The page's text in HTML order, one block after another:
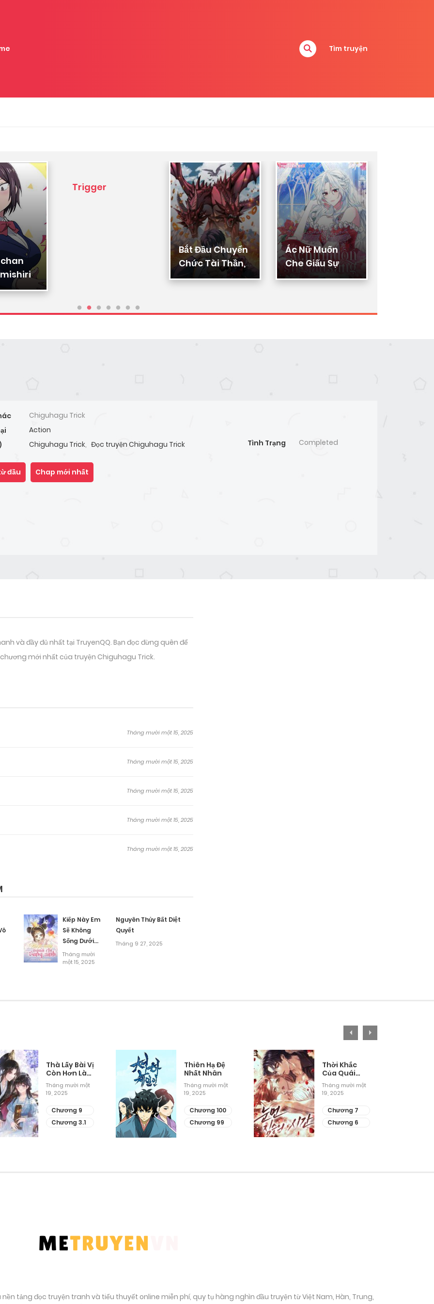
Tìm truyện
Trigger
Bắt Đầu Chuyển
Chức Tài Thần,
Ta Chuyển Hóa
Ác Nữ Muốn
Che Giấu Sự
Giàu Sang
Chiguhagu Trick
Action
Chiguhagu Trick, Đọc truyện Chiguhagu Trick Tình Trạng Completed
đầu Chap mới nhất
và đầy đủ nhất tại TruyenQQ. Bạn đọc đừng quên để
mới nhất của truyện Chiguhagu Trick.
Tháng mười một 15, 2025
Tháng mười một 15, 2025
Tháng mười một 15, 2025
Tháng mười một 15, 2025
Tháng mười một 15, 2025
Kiếp Này Em
Sẽ Không
Sống Dưới
Cái Bóng
Của Người
Tháng mười
một 15, 2025
Nguyên Thủy Bất Diệt
Quyết
Tháng 9 27, 2025
Thà Lấy Bài Vị
Còn Hơn Làm
Thiếp
Tháng mười một
19, 2025
Chương 9
Chương 3.1
Thiên Hạ Đệ
Nhất Nhân
Tháng mười một
19, 2025
Chương 100
Chương 99
Thời Khắc
Của Quái
Thú Mù
Tháng mười một
19, 2025
Chương 7
Chương 6
nền tảng đọc truyện tranh và tiểu thuyết online miễn phí, quy tụ hàng nghìn đầu truyện từ Việt Nam, Hàn, Trung,